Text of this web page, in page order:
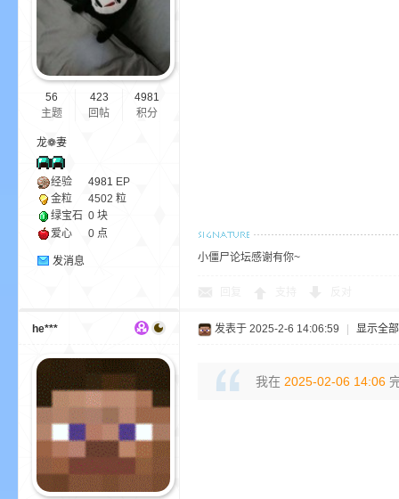
56
主题
423
回帖
4981
积分
龙❁妻
经验 4981 EP
金粒
4502 粒
绿宝石 0 块
爱心
0 点
发消息 小僵尸论坛感谢有你~
he*** 发表于 2025-2-6 14:06:59 显示全
我在 2025-02-06 14:06